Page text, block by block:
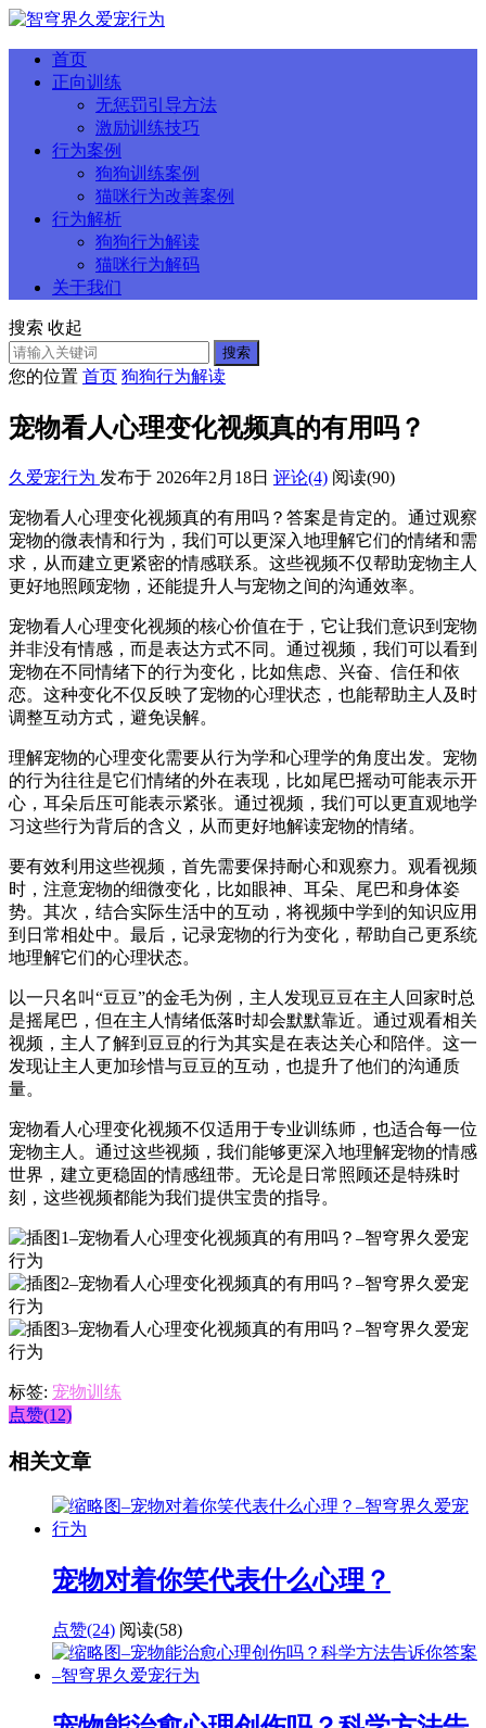
首页
正向训练
无惩罚引导方法
激励训练技巧
行为案例
狗狗训练案例
猫咪行为改善案例
行为解析
狗狗行为解读
猫咪行为解码
关于我们
搜索 收起
搜索
您的位置 首页 狗狗行为解读
宠物看人心理变化视频真的有用吗？
久爱宠行为 发布于 2026年2月18日 评论(4) 阅读(90)
宠物看人心理变化视频真的有用吗？答案是肯定的。通过观察
宠物的微表情和行为，我们可以更深入地理解它们的情绪和需
求，从而建立更紧密的情感联系。这些视频不仅帮助宠物主人
更好地照顾宠物，还能提升人与宠物之间的沟通效率。
宠物看人心理变化视频的核心价值在于，它让我们意识到宠物
并非没有情感，而是表达方式不同。通过视频，我们可以看到
宠物在不同情绪下的行为变化，比如焦虑、兴奋、信任和依
恋。这种变化不仅反映了宠物的心理状态，也能帮助主人及时
调整互动方式，避免误解。
理解宠物的心理变化需要从行为学和心理学的角度出发。宠物
的行为往往是它们情绪的外在表现，比如尾巴摇动可能表示开
心，耳朵后压可能表示紧张。通过视频，我们可以更直观地学
习这些行为背后的含义，从而更好地解读宠物的情绪。
要有效利用这些视频，首先需要保持耐心和观察力。观看视频
时，注意宠物的细微变化，比如眼神、耳朵、尾巴和身体姿
势。其次，结合实际生活中的互动，将视频中学到的知识应用
到日常相处中。最后，记录宠物的行为变化，帮助自己更系统
地理解它们的心理状态。
以一只名叫“豆豆”的金毛为例，主人发现豆豆在主人回家时总
是摇尾巴，但在主人情绪低落时却会默默靠近。通过观看相关
视频，主人了解到豆豆的行为其实是在表达关心和陪伴。这一
发现让主人更加珍惜与豆豆的互动，也提升了他们的沟通质
量。
宠物看人心理变化视频不仅适用于专业训练师，也适合每一位
宠物主人。通过这些视频，我们能够更深入地理解宠物的情感
世界，建立更稳固的情感纽带。无论是日常照顾还是特殊时
刻，这些视频都能为我们提供宝贵的指导。
标签: 宠物训练
点赞(12)
相关文章
宠物对着你笑代表什么心理？
点赞(24) 阅读(58)